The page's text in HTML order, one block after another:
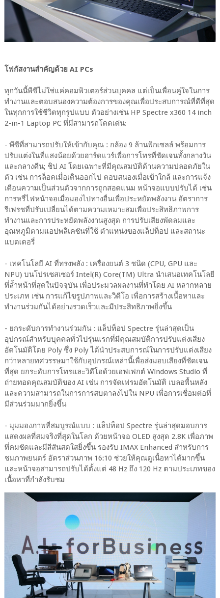
โฟกัสงานสำคัญด้วย AI PCs
ทุกวันนี้พีซีไม่ใช่แค่คอมพิวเตอร์ส่วนบุคคล แต่เป็นเพื่อนคู่ใจในการ
ทำงานและตอบสนองความต้องการของคุณเพื่อประสบการณ์ที่ดีที่สุด
ในทุกการใช้ชีวิตทุกรูปแบบ ตัวอย่างเช่น HP Spectre x360 14 inch
2-in-1 Laptop PC ที่มีสามารถโดดเด่น:
- พีซีที่สามารถปรับให้เข้ากับคุณ : กล้อง 9 ล้านพิกเซลล์ พร้อมการ
ปรับแต่งในที่แสงน้อยด้วยฮาร์ดแวร์เพื่อการโทรที่ชัดเจนทั้งกลางวัน
และกลางคืน; ชิป AI โดยเฉพาะที่มีคุณสมบัติด้านความปลอดภัยใน
ตัว เช่น การล็อคเมื่อเดินออกไป ตอบสนองเมื่อเข้าใกล้ และการแจ้ง
เตือนความเป็นส่วนตัวจากการถูกสอดแนม หน้าจอแบบปรับได้ เช่น
การหรี่ไฟหน้าจอเมื่อมองไปทางอื่นเพื่อประหยัดพลังงาน อัตราการ
รีเฟรชที่ปรับเปลี่ยนได้ตามความเหมาะสมเพื่อประสิทธิภาพการ
ทำงานและการประหยัดพลังงานสูงสุด การปรับเสียงพัดลมและ
อุณหภูมิตามแอปพลิเคชันที่ใช้ ตำแหน่งของแล็ปท็อป และสถานะ
แบตเตอรี่
- เทคโนโลยี AI ที่ทรงพลัง : เครื่องยนต์ 3 ชนิด (CPU, GPU และ
NPU) บนโปรเซสเซอร์ Intel(R) Core(TM) Ultra นำเสนอเทคโนโลยี
ที่ล้ำหน้าที่สุดในปัจจุบัน เพื่อประมวลผลงานที่ทำโดย AI หลากหลาย
ประเภท เช่น การแก้ไขรูปภาพและวิดีโอ เพื่อการสร้างเนื้อหาและ
ทำงานร่วมกันได้อย่างรวดเร็วและมีประสิทธิภาพยิ่งขึ้น
- ยกระดับการทำงานร่วมกัน : แล็ปท็อป Spectre รุ่นล่าสุดเป็น
อุปกรณ์สำหรับบุคคลทั่วไปรุ่นแรกที่มีคุณสมบัติการปรับแต่งเสียง
อัตโนมัติโดย Poly ซึ่ง Poly ได้นำประสบการณ์ในการปรับแต่งเสียง
กว่าหลายทศวรรษมาใช้กับอุปกรณ์เหล่านี้เพื่อส่งมอบเสียงที่ชัดเจน
ที่สุด ยกระดับการโทรและวิดีโอด้วยเอฟเฟกต์ Windows Studio ที่
ถ่ายทอดคุณสมบัติของ AI เช่น การจัดเฟรมอัตโนมัติ เบลอพื้นหลัง
และความสามารถในการการสบตาลงไปใน NPU เพื่อการเชื่อมต่อที่
มีส่วนร่วมมากยิ่งขึ้น
- มุมมองภาพที่สมบูรณ์แบบ : แล็ปท็อป Spectre รุ่นล่าสุดมอบการ
แสดงผลที่สมจริงที่สุดในโลก ด้วยหน้าจอ OLED สูงสุด 2.8K เพื่อภาพ
ที่คมชัดและมีสีสันสดใสยิ่งขึ้น รองรับ IMAX Enhanced สำหรับการ
ชมภาพยนตร์ อัตราส่วนภาพ 16:10 ช่วยให้คุณดูเนื้อหาได้มากขึ้น
และหน้าจอสามารถปรับได้ตั้งแต่ 48 Hz ถึง 120 Hz ตามประเภทของ
เนื้อหาที่กำลังรับชม